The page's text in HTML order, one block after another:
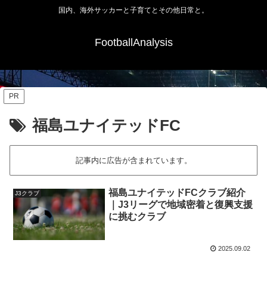
国内、海外サッカーと子育てとその他日常と。
FootballAnalysis
PR
福島ユナイテッドFC
記事内に広告が含まれています。
J3クラブ
福島ユナイテッドFCクラブ紹介
｜J3リーグで地域密着と復興支援
に挑むクラブ
2025.09.02